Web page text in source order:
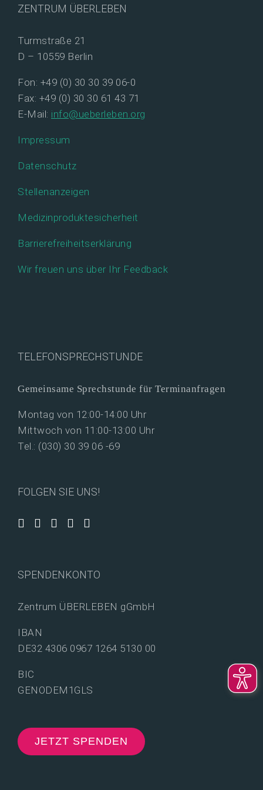
ZENTRUM ÜBERLEBEN
Turmstraße 21
D – 10559 Berlin
Fon: +49 (0) 30 30 39 06-0
Fax: +49 (0) 30 30 61 43 71
E-Mail: info@ueberleben.org
Impressum
Datenschutz
Stellenanzeigen
Medizinproduktesicherheit
Barrierefreiheitserklärung
Wir freuen uns über Ihr Feedback
TELEFONSPRECHSTUNDE
Gemeinsame Sprechstunde für Terminanfragen
Montag von 12:00-14:00 Uhr
Mittwoch von 11:00-13:00 Uhr
Tel.: (030) 30 39 06 -69
FOLGEN SIE UNS!
SPENDENKONTO
Zentrum ÜBERLEBEN gGmbH
IBAN
DE32 4306 0967 1264 5130 00
BIC
GENODEM1GLS
JETZT SPENDEN